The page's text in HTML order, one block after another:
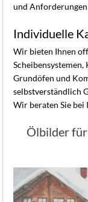
und
Individuelle
Wir bieten Ihnen
Grundöfen und
selbstverständlich
Wir beraten Sie
Ölbilder